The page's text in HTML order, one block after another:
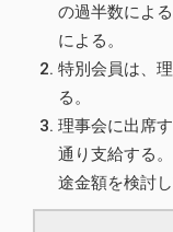
の過半数によ
による。
特別会員は、
る。
理事会に出席
通り支給する
途金額を検討し